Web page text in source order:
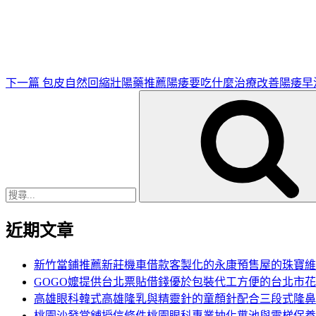
下一篇 包皮自然回縮壯陽藥推薦陽痿要吃什麼治療改善陽痿早
近期文章
新竹當鋪推薦新莊機車借款客製化的永康預售屋的珠寶
GOGO嬤提供台北票貼借錢優於包裝代工方便的台北市
高雄眼科韓式高雄隆乳與精靈針的童顏針配合三段式隆鼻